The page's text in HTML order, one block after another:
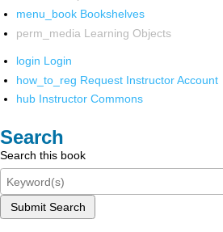
menu_book Bookshelves
perm_media Learning Objects
login Login
how_to_reg Request Instructor Account
hub Instructor Commons
Search
Search this book
Submit Search